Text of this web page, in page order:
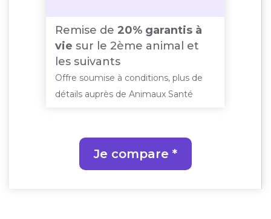
Remise de 20% garantis à
vie sur le 2ème animal et
les suivants
Offre soumise à conditions, plus de
détails auprès de Animaux Santé
Je compare *